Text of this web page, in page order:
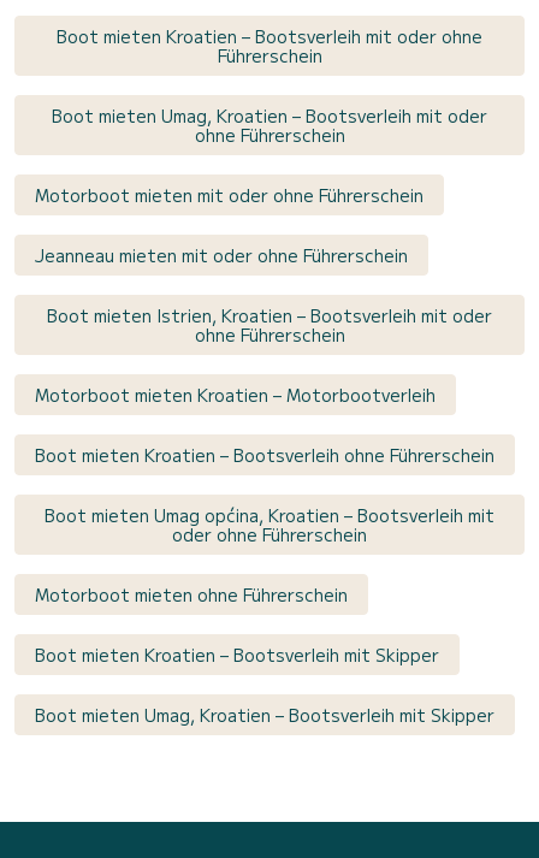
Boot mieten Kroatien – Bootsverleih mit oder ohne
Führerschein
Boot mieten Umag, Kroatien – Bootsverleih mit oder
ohne Führerschein
Motorboot mieten mit oder ohne Führerschein
Jeanneau mieten mit oder ohne Führerschein
Boot mieten Istrien, Kroatien – Bootsverleih mit oder
ohne Führerschein
Motorboot mieten Kroatien – Motorbootverleih
Boot mieten Kroatien – Bootsverleih ohne Führerschein
Boot mieten Umag općina, Kroatien – Bootsverleih mit
oder ohne Führerschein
Motorboot mieten ohne Führerschein
Boot mieten Kroatien – Bootsverleih mit Skipper
Boot mieten Umag, Kroatien – Bootsverleih mit Skipper